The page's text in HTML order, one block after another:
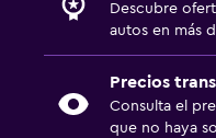
Descubre
autos en más
Precios
Consulta el
que no haya